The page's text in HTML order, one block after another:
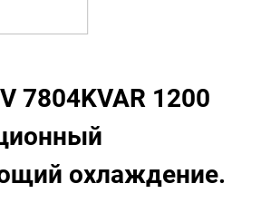
7804KVAR 1200
охлаждение.